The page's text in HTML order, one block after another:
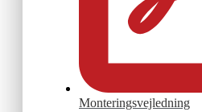
Monteringsvejledning